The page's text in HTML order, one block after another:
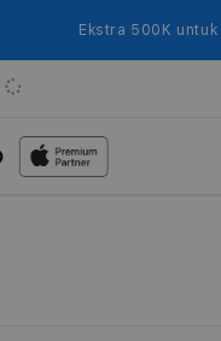
Ekstra 500K untuk